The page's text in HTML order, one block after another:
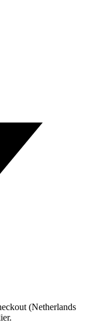
(Netherlands